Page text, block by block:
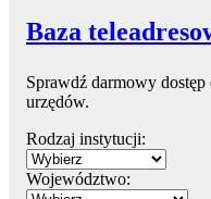
Baza
Sprawdź darmowy dostęp
urzędów.
Rodzaj instytucji:
Województwo: